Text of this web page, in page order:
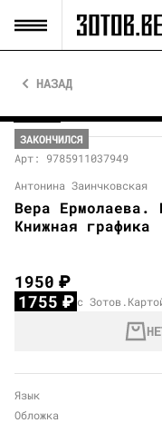
НАЗАД
ЗАКОНЧИЛСЯ
Арт: 9785911037949
Антонина Заинчковская
Вера Ермолаева.
Книжная графика
1950₽
1755₽ с
Язык
Обложка